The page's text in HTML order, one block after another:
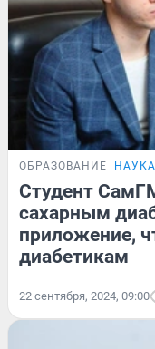
ОБРАЗОВАНИЕ
Студент
сахарным
приложение,
диабетикам
22 сентября, 2024, 09:00